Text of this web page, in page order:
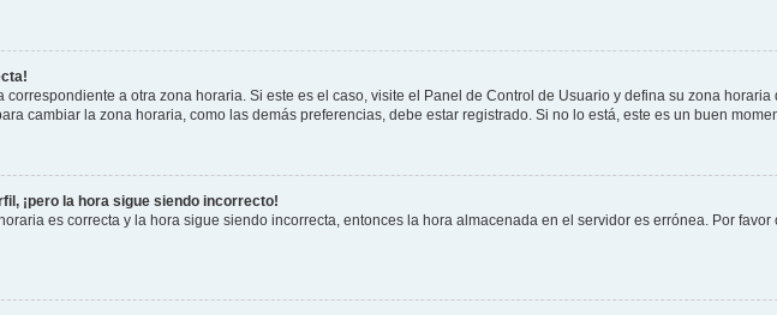
correspondiente a otra zona horaria. Si este es el caso, visite el Panel de Control de Usuario y defina su zona
cambiar la zona horaria, como las demás preferencias, debe estar registrado. Si no lo está, este es un buen
¡pero la hora sigue siendo incorrecto!
es correcta y la hora sigue siendo incorrecta, entonces la hora almacenada en el servidor es errónea. Por